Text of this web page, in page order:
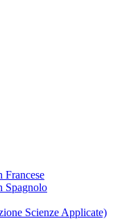
Spagnolo
Scienze Applicate)